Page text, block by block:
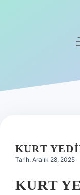
Hakkımızda
KURT
Tarih: Aralık 28, 2025
KURT